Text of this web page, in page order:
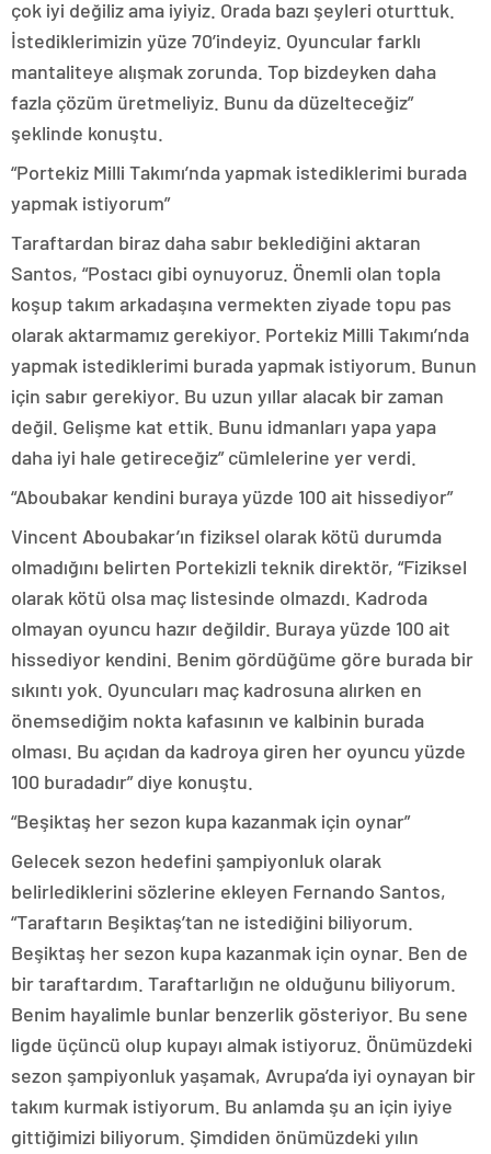
çok iyi değiliz ama iyiyiz. Orada bazı şeyleri oturttuk.
İstediklerimizin yüze 70’indeyiz. Oyuncular farklı
mantaliteye alışmak zorunda. Top bizdeyken daha
fazla çözüm üretmeliyiz. Bunu da düzelteceğiz”
şeklinde konuştu.
“Portekiz Milli Takımı’nda yapmak istediklerimi burada
yapmak istiyorum”
Taraftardan biraz daha sabır beklediğini aktaran
Santos, “Postacı gibi oynuyoruz. Önemli olan topla
koşup takım arkadaşına vermekten ziyade topu pas
olarak aktarmamız gerekiyor. Portekiz Milli Takımı’nda
yapmak istediklerimi burada yapmak istiyorum. Bunun
için sabır gerekiyor. Bu uzun yıllar alacak bir zaman
değil. Gelişme kat ettik. Bunu idmanları yapa yapa
daha iyi hale getireceğiz” cümlelerine yer verdi.
“Aboubakar kendini buraya yüzde 100 ait hissediyor”
Vincent Aboubakar’ın fiziksel olarak kötü durumda
olmadığını belirten Portekizli teknik direktör, “Fiziksel
olarak kötü olsa maç listesinde olmazdı. Kadroda
olmayan oyuncu hazır değildir. Buraya yüzde 100 ait
hissediyor kendini. Benim gördüğüme göre burada bir
sıkıntı yok. Oyuncuları maç kadrosuna alırken en
önemsediğim nokta kafasının ve kalbinin burada
olması. Bu açıdan da kadroya giren her oyuncu yüzde
100 buradadır” diye konuştu.
“Beşiktaş her sezon kupa kazanmak için oynar”
Gelecek sezon hedefini şampiyonluk olarak
belirlediklerini sözlerine ekleyen Fernando Santos,
“Taraftarın Beşiktaş’tan ne istediğini biliyorum.
Beşiktaş her sezon kupa kazanmak için oynar. Ben de
bir taraftardım. Taraftarlığın ne olduğunu biliyorum.
Benim hayalimle bunlar benzerlik gösteriyor. Bu sene
ligde üçüncü olup kupayı almak istiyoruz. Önümüzdeki
sezon şampiyonluk yaşamak, Avrupa’da iyi oynayan bir
takım kurmak istiyorum. Bu anlamda şu an için iyiye
gittiğimizi biliyorum. Şimdiden önümüzdeki yılın